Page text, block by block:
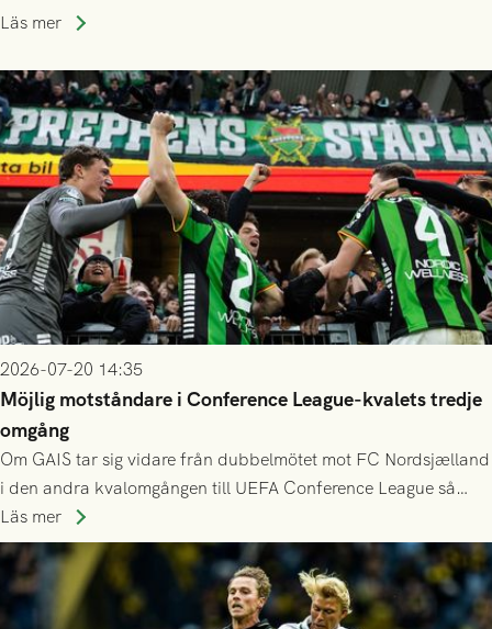
publiksnitt, ett lag med både kollektiv styrka och individuell
Läs mer
2026-07-20 14:35
Möjlig motståndare i Conference League-kvalets tredje
omgång
Om GAIS tar sig vidare från dubbelmötet mot FC Nordsjælland
i den andra kvalomgången till UEFA Conference League så
spelas den tredje kvalomgången kort därpå. Motståndare blir
då vinnaren i mötet mellan isländska Valur och HŠK Zrinjski
Mostar från Bosnien och Hercegovina.
Läs mer